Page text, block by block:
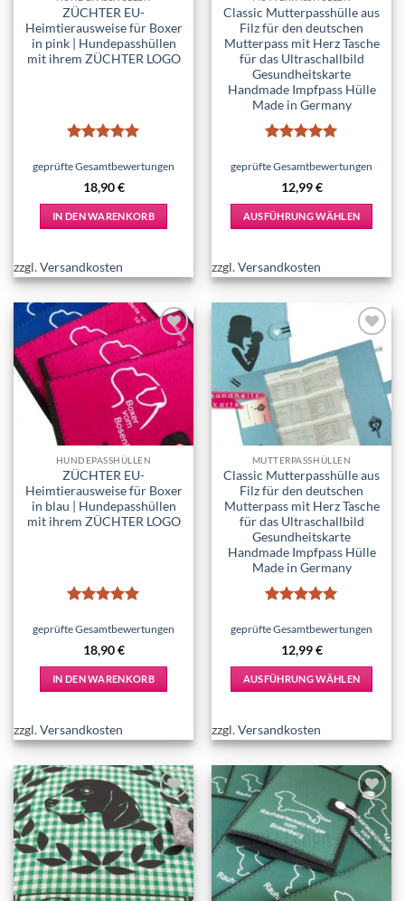
gewählt
werden
ZÜCHTER EU-
Heimtierausweise für Boxer
in pink | Hundepasshüllen
mit ihrem ZÜCHTER LOGO
mit5von
geprüfte Gesamtbewertungen
18,90€
IN DEN WARENKORB
zzgl.Versandkosten
Classic Mutterpasshülle aus
Filz für den deutschen
Mutterpass mit Herz Tasche
für das Ultraschallbild
Gesundheitskarte
Handmade Impfpass Hülle
Made in Germany
mit5von
geprüfte Gesamtbewertungen
12,99€
AUSFÜHRUNG WÄHLEN
weist
Die
Optionen
können
auf
der
Produktseite
gewählt
werden
zzgl.Versandkosten
Add to
HUNDEPASSHÜLLEN
ZÜCHTER EU-
Heimtierausweise für Boxer
in blau | Hundepasshüllen
mit ihrem ZÜCHTER LOGO
mit5von
geprüfte Gesamtbewertungen
18,90€
IN DEN WARENKORB
zzgl.Versandkosten
Add to
wishlist
MUTTERPASSHÜLLEN
Classic Mutterpasshülle aus
Filz für den deutschen
Mutterpass mit Herz Tasche
für das Ultraschallbild
Gesundheitskarte
Handmade Impfpass Hülle
Made in Germany
mit5von
geprüfte Gesamtbewertungen
12,99€
AUSFÜHRUNG WÄHLEN
weist
Varianten
Die
Optionen
können
auf
der
zzgl.Versandkosten
Add to
wishlist
Add to
wishlist